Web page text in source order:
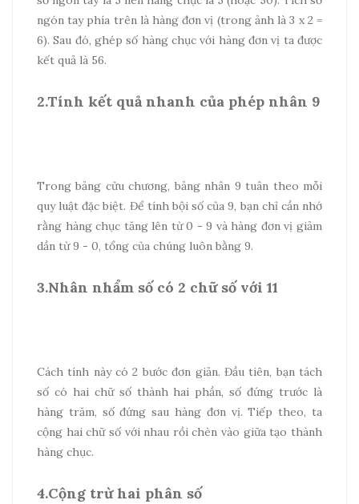
ngón tay phía trên là hàng đơn vị (trong ảnh là 3 x 2 =
6). Sau đó, ghép số hàng chục với hàng đơn vị ta được
kết quả là 56.
2.Tính kết quả nhanh của phép nhân 9
Trong bảng cửu chương, bảng nhân 9 tuân theo mỗi
quy luật đặc biệt. Để tính bội số của 9, bạn chỉ cần nhớ
rằng hàng chục tăng lên từ 0 - 9 và hàng đơn vị giảm
dần từ 9 - 0, tổng của chúng luôn bằng 9.
3.Nhân nhẩm số có 2 chữ số với 11
Cách tính này có 2 bước đơn giản. Đầu tiên, bạn tách
số có hai chữ số thành hai phần, số đứng trước là
hàng trăm, số đứng sau hàng đơn vị. Tiếp theo, ta
cộng hai chữ số với nhau rồi chèn vào giữa tạo thành
hàng chục.
4.Cộng trừ hai phân số